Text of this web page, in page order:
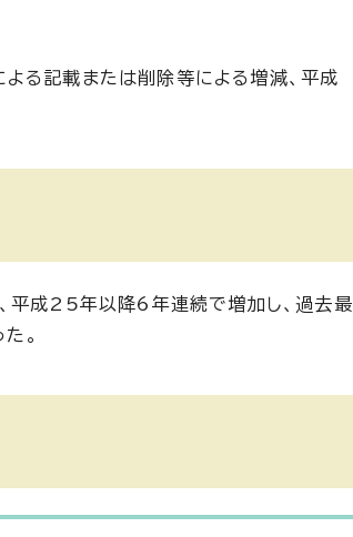
よる記載または削除等による増減、平成
成25年以降6年連続で増加し、過去最
。